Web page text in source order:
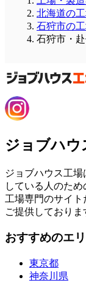
北海道の
石狩市の
石狩市・
ジョブハウ
ジョブハウス工
している人のため
工場専門のサイ
ご提供しておりま
おすすめのエ
東京都
神奈川県